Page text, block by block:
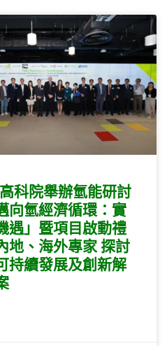
科院舉辦氫能研討
向氫經濟循環：實
遇」暨項目啟動禮
地、海外專家 探討
持續發展及創新解